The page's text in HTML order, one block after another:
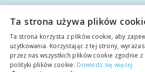
© copyright 2020. Wszelkie prawa
Główna O nas Usługi Blog
Ta strona używa plików
Ta strona korzysta z plików cookie, aby
użytkowania. Korzystając z tej strony,
przez nas wszystkich plików cookie zgodnie z
polityki plików cookie. Dowiedz się więcej